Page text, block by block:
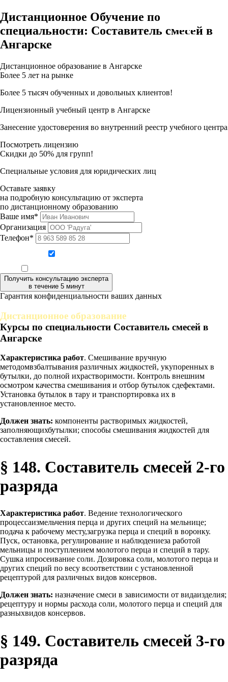
Дистанционное Обучение по
специальности: Составитель смесей в
Ангарске
Дистанционное образование в Ангарске
Более 5 лет на рынке
Более 5 тысяч обученных и довольных клиентов!
Лицензионный учебный центр в Ангарске
Занесение удостоверения во внутренний реестр учебного центра
Посмотреть лицензию
Скидки до 50% для групп!
Специальные условия для юридических лиц
Оставьте заявку
на подробную консультацию от эксперта
по дистанционному образованию
Ваше имя*
Организация
Телефон*
Получить консультацию эксперта
в течение 5 минут
Гарантия конфиденциальности ваших данных
Дистанционное образование
Курсы по специальности Составитель смесей в
Ангарске
Характеристика работ. Смешивание вручную
методомвзбалтывания различных жидкостей, укупоренных в
бутылки, до полной ихрастворимости. Контроль внешним
осмотром качества смешивания и отбор бутылок сдефектами.
Установка бутылок в тару и транспортировка их в
установленное место.
Должен знать: компоненты растворимых жидкостей,
заполняющихбутылки; способы смешивания жидкостей для
составления смесей.
§ 148. Составитель смесей 2-го
разряда
Характеристика работ. Ведение технологического
процессаизмельчения перца и других специй на мельнице;
подача к рабочему месту,загрузка перца и специй в воронку.
Пуск, остановка, регулирование и наблюдениеза работой
мельницы и поступлением молотого перца и специй в тару.
Сушка ипросеивание соли. Дозировка соли, молотого перца и
других специй по весу всоответствии с установленной
рецептурой для различных видов консервов.
Должен знать: назначение смеси в зависимости от видаизделия;
рецептуру и нормы расхода соли, молотого перца и специй для
разныхвидов консервов.
§ 149. Составитель смесей 3-го
разряда